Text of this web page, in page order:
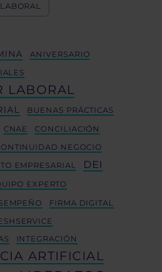
ANIVERSARIO
LABORAL
BUENAS PRÁCTICAS
CNAE
CONCILIACIÓN
NEGOCIO
EMPRESARIAL DEI
EXPERTO
FIRMA DIGITAL
INTEGRACIÓN
ARTIFICIAL